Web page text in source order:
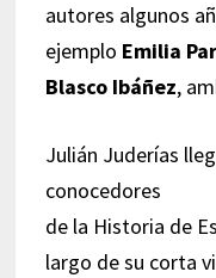
autores algunos
ejemplo Emilia
Blasco Ibáñez,
Julián Juderías
conocedores
de la Historia de
largo de su corta